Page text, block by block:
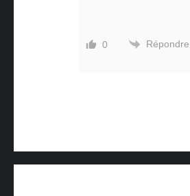
0 Répondre